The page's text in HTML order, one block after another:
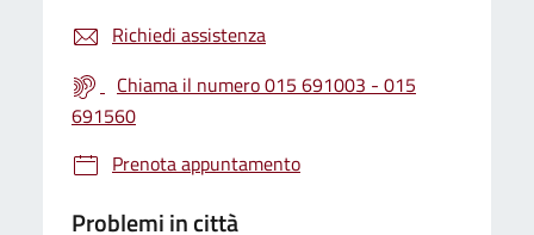
Richiedi assistenza
Chiama il numero 015 691003 - 015
691560
Prenota appuntamento
Problemi in città